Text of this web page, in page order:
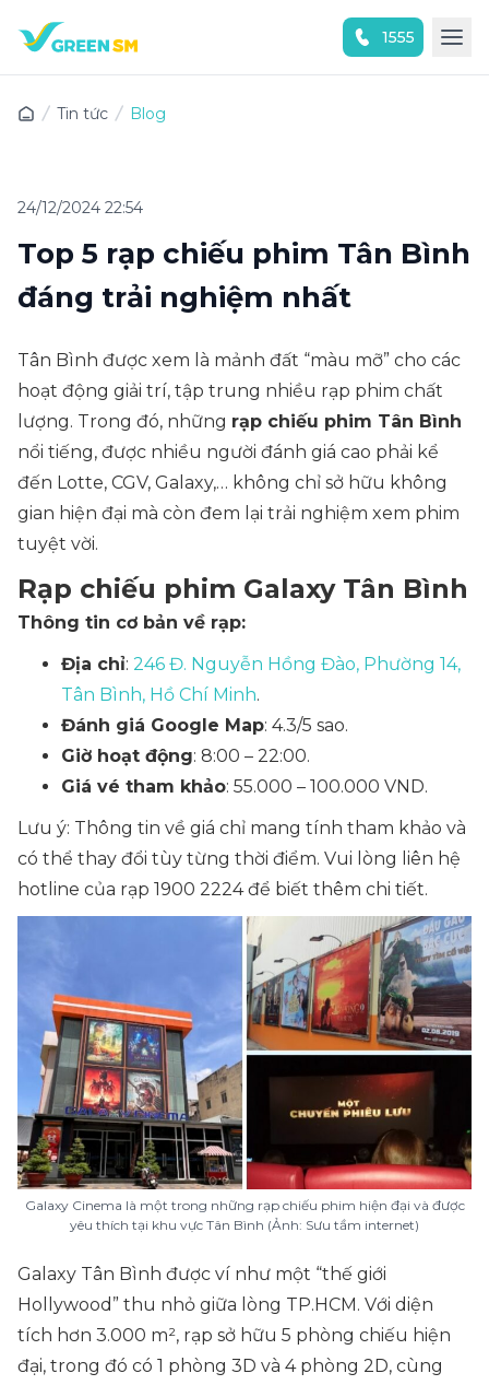
1555
Tin tức Blog
24/12/2024 22:54
Top 5 rạp chiếu phim Tân Bình
đáng trải nghiệm nhất
Tân Bình được xem là mảnh đất “màu mỡ” cho các
hoạt động giải trí, tập trung nhiều rạp phim chất
lượng. Trong đó, những rạp chiếu phim Tân Bình
nổi tiếng, được nhiều người đánh giá cao phải kể
đến Lotte, CGV, Galaxy,… không chỉ sở hữu không
gian hiện đại mà còn đem lại trải nghiệm xem phim
tuyệt vời.
Rạp chiếu phim Galaxy Tân Bình
Thông tin cơ bản về rạp:
Địa chỉ: 246 Đ. Nguyễn Hồng Đào, Phường 14,
Tân Bình, Hồ Chí Minh.
Đánh giá Google Map: 4.3/5 sao.
Giờ hoạt động: 8:00 – 22:00.
Giá vé tham khảo: 55.000 – 100.000 VND.
Lưu ý: Thông tin về giá chỉ mang tính tham khảo và
có thể thay đổi tùy từng thời điểm. Vui lòng liên hệ
hotline của rạp 1900 2224 để biết thêm chi tiết.
Galaxy Cinema là một trong những rạp chiếu phim hiện đại và được
yêu thích tại khu vực Tân Bình (Ảnh: Sưu tầm internet)
Galaxy Tân Bình được ví như một “thế giới
Hollywood” thu nhỏ giữa lòng TP.HCM. Với diện
tích hơn 3.000 m², rạp sở hữu 5 phòng chiếu hiện
đại, trong đó có 1 phòng 3D và 4 phòng 2D, cùng